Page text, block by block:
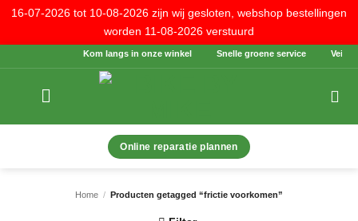
16-07-2026 tot 10-08-2026 zijn wij gesloten, webshop bestellingen
worden 11-08-2026 verstuurd
naar
Kom langs in onze winkel Snelle groene service Veilig
Online reparatie plannen
Home / Producten getagged “frictie voorkomen”